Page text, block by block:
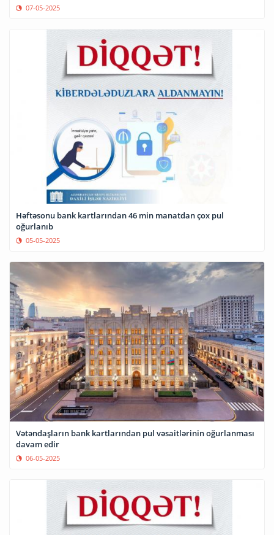
07-05-2025
Həftəsonu bank kartlarından 46 min manatdan çox pul
oğurlanıb
05-05-2025
Vətəndaşların bank kartlarından pul vəsaitlərinin oğurlanması
davam edir
06-05-2025